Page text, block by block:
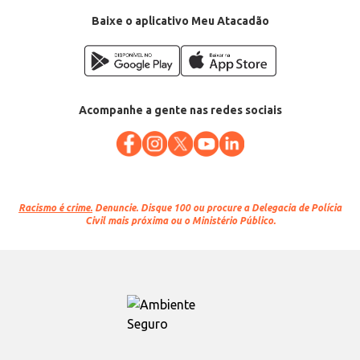
Baixe o aplicativo Meu Atacadão
Acompanhe a gente nas redes sociais
Racismo é crime. Denuncie. Disque 100 ou procure a Delegacia de Polícia
Civil mais próxima ou o Ministério Público.